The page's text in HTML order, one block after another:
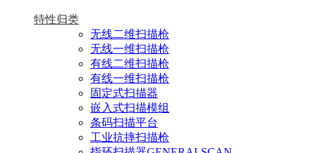
特性归类
无线二维扫描枪
无线一维扫描枪
有线二维扫描枪
有线一维扫描枪
固定式扫描器
嵌入式扫描模组
条码扫描平台
工业抗摔扫描枪